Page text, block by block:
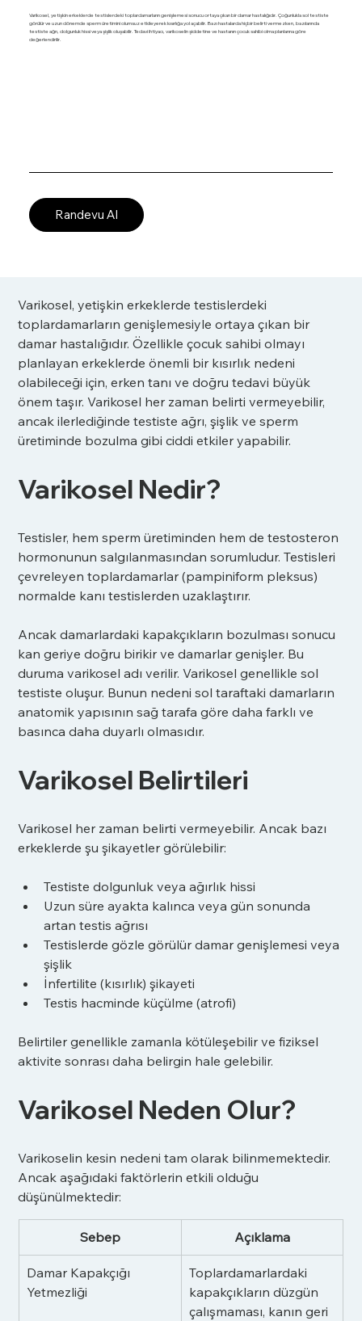
Varikosel, yetişkin erkeklerde testislerdeki toplardamarların genişlemesi sonucu ortaya çıkan bir damar hastalığıdır. Çoğunlukla sol testiste
görülür ve uzun dönemde sperm üretimini olumsuz etkileyerek kısırlığa yol açabilir. Bazı hastalarda hiçbir belirti vermezken, bazılarında
testiste ağrı, dolgunluk hissi veya şişlik oluşabilir. Tedavi ihtiyacı, varikoselin şiddetine ve hastanın çocuk sahibi olma planlarına göre
değerlendirilir.
Randevu Al
Varikosel, yetişkin erkeklerde testislerdeki
toplardamarların genişlemesiyle ortaya çıkan bir
damar hastalığıdır. Özellikle çocuk sahibi olmayı
planlayan erkeklerde önemli bir kısırlık nedeni
olabileceği için, erken tanı ve doğru tedavi büyük
önem taşır. Varikosel her zaman belirti vermeyebilir,
ancak ilerlediğinde testiste ağrı, şişlik ve sperm
üretiminde bozulma gibi ciddi etkiler yapabilir.
Varikosel Nedir?
Testisler, hem sperm üretiminden hem de testosteron
hormonunun salgılanmasından sorumludur. Testisleri
çevreleyen toplardamarlar (pampiniform pleksus)
normalde kanı testislerden uzaklaştırır.
Ancak damarlardaki kapakçıkların bozulması sonucu
kan geriye doğru birikir ve damarlar genişler. Bu
duruma varikosel adı verilir. Varikosel genellikle sol
testiste oluşur. Bunun nedeni sol taraftaki damarların
anatomik yapısının sağ tarafa göre daha farklı ve
basınca daha duyarlı olmasıdır.
Varikosel Belirtileri
Varikosel her zaman belirti vermeyebilir. Ancak bazı
erkeklerde şu şikayetler görülebilir:
Testiste dolgunluk veya ağırlık hissi
Uzun süre ayakta kalınca veya gün sonunda
artan testis ağrısı
Testislerde gözle görülür damar genişlemesi veya
şişlik
İnfertilite (kısırlık) şikayeti
Testis hacminde küçülme (atrofi)
Belirtiler genellikle zamanla kötüleşebilir ve fiziksel
aktivite sonrası daha belirgin hale gelebilir.
Varikosel Neden Olur?
Varikoselin kesin nedeni tam olarak bilinmemektedir.
Ancak aşağıdaki faktörlerin etkili olduğu
düşünülmektedir:
Sebep Açıklama
Damar Kapakçığı
Yetmezliği
Toplardamarlardaki
kapakçıkların düzgün
çalışmaması, kanın geri